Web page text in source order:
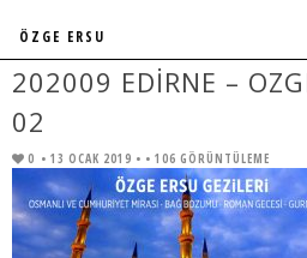
202009 EDIRNE –
02
0 • 13 OCAK 2019 • • 106 GÖRÜNTÜLEME
ÖZGE ERSU